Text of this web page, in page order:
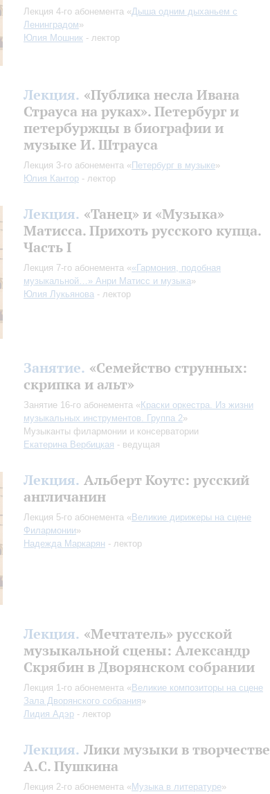
Лекция 4-го абонемента «Дыша одним дыханьем с
Ленинградом»
Юлия Мошник - лектор
Лекция. «Публика несла Ивана
Страуса на руках». Петербург и
петербуржцы в биографии и
музыке И. Штрауса
Лекция 3-го абонемента « Петербург в музыке»
Юлия Кантор - лектор
Лекция. «Танец» и «Музыка»
Матисса. Прихоть русского купца.
Часть I
Лекция 7-го абонемента ««Гармония, подобная
музыкальной…» Анри Матисс и музыка»
Юлия Лукьянова - лектор
Занятие. «Семейство струнных:
скрипка и альт»
Занятие 16-го абонемента « Краски оркестра. Из жизни
музыкальных инструментов. Группа 2»
Музыканты филармонии и консерватории
Екатерина Вербицкая - ведущая
Лекция. Альберт Коутс: русский
англичанин
Лекция 5-го абонемента « Великие дирижеры на сцене
Филармонии»
Надежда Маркарян - лектор
Лекция. «Мечтатель» русской
музыкальной сцены: Александр
Скрябин в Дворянском собрании
Лекция 1-го абонемента « Великие композиторы на сцене
Зала Дворянского собрания»
Лидия Адэр - лектор
Лекция. Лики музыки в творчестве
А.С. Пушкина
Лекция 2-го абонемента « Музыка в литературе»